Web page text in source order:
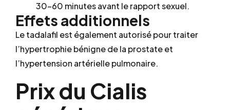
30–60 minutes avant le rapport sexuel.
Effets additionnels
Le tadalafil est également autorisé pour traiter
l’hypertrophie bénigne de la prostate et
l’hypertension artérielle pulmonaire.
Prix du Cialis